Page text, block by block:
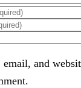
email, and